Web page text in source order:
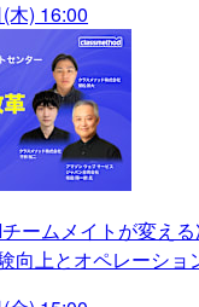
木) 16:00
チームメイトが変え
向上とオペレーショ